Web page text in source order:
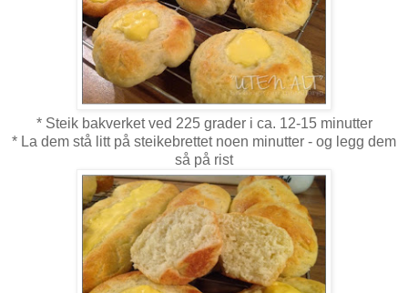
* Steik bakverket ved 225 grader i ca. 12-15 minutter
* La dem stå litt på steikebrettet noen minutter - og legg dem
så på rist